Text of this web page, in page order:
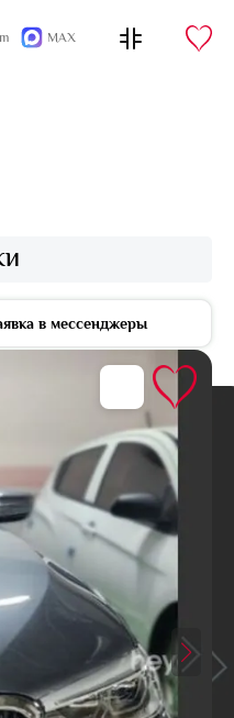
MAX
в мессенджеры